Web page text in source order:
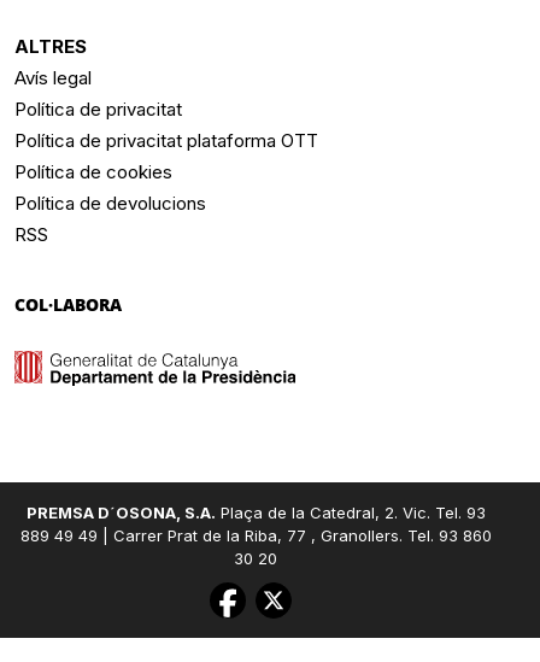
ALTRES
Avís legal
Política de privacitat
Política de privacitat plataforma OTT
Política de cookies
Política de devolucions
RSS
COL·LABORA
PREMSA D´OSONA, S.A. Plaça de la Catedral, 2. Vic. Tel. 93
889 49 49 | Carrer Prat de la Riba, 77 , Granollers. Tel. 93 860
30 20